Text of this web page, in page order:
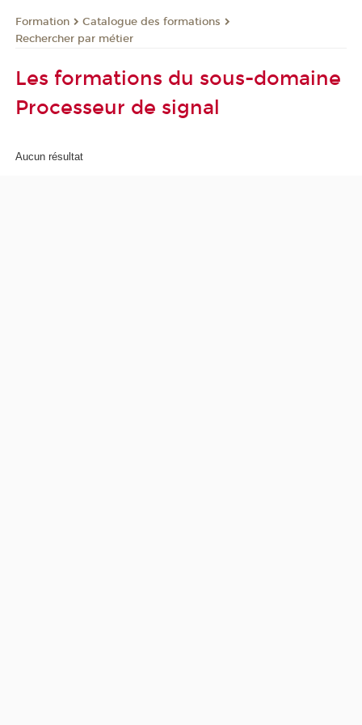
Formation
Catalogue des formations
Rechercher par métier
Les formations du sous-domaine
Processeur de signal
Aucun résultat